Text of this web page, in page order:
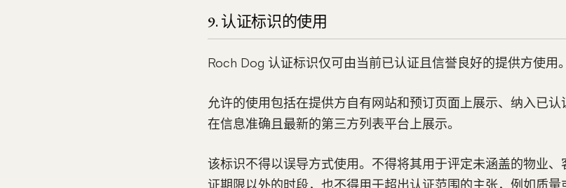
9. 认证标识的使用
Roch Dog 认证标识仅可由当前已认证且信誉良好的提供方使用。
允许的使用包括在提供方自有网站和预订页面上展示、纳入已
在信息准确且最新的第三方列表平台上展示。
该标识不得以误导方式使用。不得将其用于评定未涵盖的物业
证期限以外的时段，也不得用于超出认证范围的主张，例如质量